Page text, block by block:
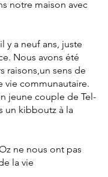
notre maison avec
y a neuf ans, juste
Nous avons été
raisons,un sens de
vie communautaire.
jeune couple de Tel-
un kibboutz à la
ne nous ont pas
la vie